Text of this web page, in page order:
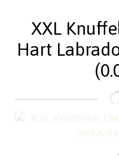
XXL
Hart